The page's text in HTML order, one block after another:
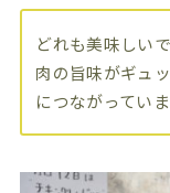
どれも美味しい
肉の旨味がギュ
につながっていま